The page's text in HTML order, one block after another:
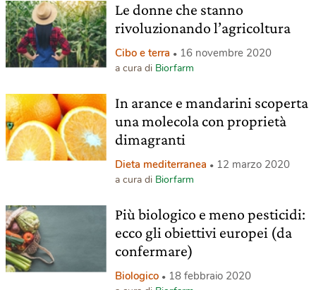
Le donne che stanno
rivoluzionando l’agricoltura
Cibo e terra 16 novembre 2020
a cura di Biorfarm
In arance e mandarini scoperta
una molecola con proprietà
dimagranti
Dieta mediterranea 12 marzo 2020
a cura di Biorfarm
Più biologico e meno pesticidi:
ecco gli obiettivi europei (da
confermare)
Biologico 18 febbraio 2020